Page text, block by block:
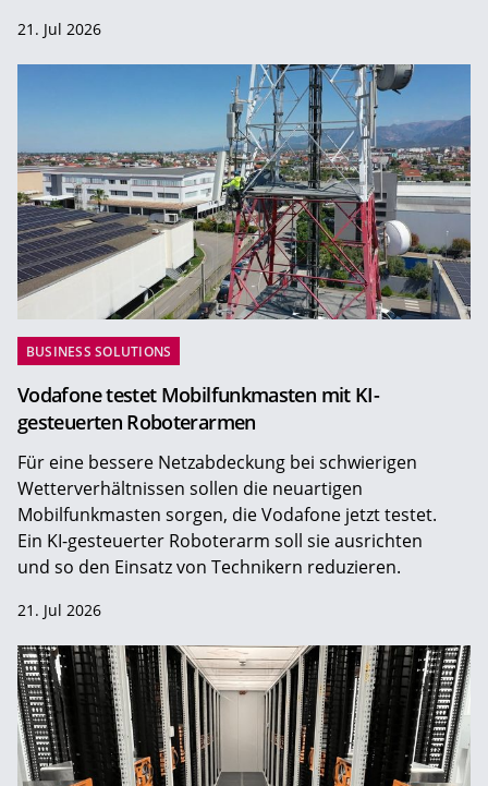
21. Jul 2026
BUSINESS SOLUTIONS
Vodafone testet Mobilfunkmasten mit KI-
gesteuerten Roboterarmen
Für eine bessere Netzabdeckung bei schwierigen
Wetterverhältnissen sollen die neuartigen
Mobilfunkmasten sorgen, die Vodafone jetzt testet.
Ein KI-gesteuerter Roboterarm soll sie ausrichten
und so den Einsatz von Technikern reduzieren.
21. Jul 2026